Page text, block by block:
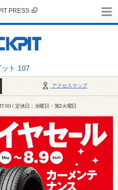
ット 107
PRESS
アクセスマップ
/ 定休日：水曜日・第2火曜日